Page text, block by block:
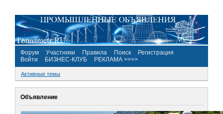
Форум Участники Правила Поиск
Регистрация
Войти
БИЗНЕС-КЛУБ РЕКЛАМА >>>>
Активные темы
Объявление